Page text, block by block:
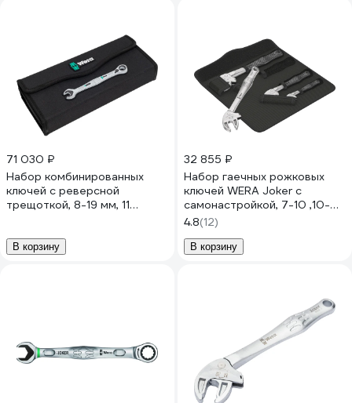
71 030 ₽
Набор комбинированных
ключей с реверсной
трещоткой, 8-19 мм, 11
В корзину
32 855 ₽
Набор гаечных рожковых
ключей WERA Joker с
самонастройкой, 7-10 ,10-
13,13-16,16-19 мм, WE-020110
4.8(12)
В корзину